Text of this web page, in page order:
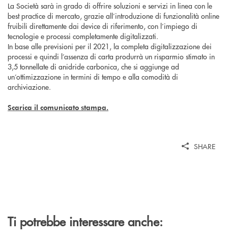
La Società sarà in grado di offrire soluzioni e servizi in linea con le
best practice di mercato, grazie all’introduzione di funzionalità online
fruibili direttamente dai device di riferimento, con l’impiego di
tecnologie e processi completamente digitalizzati.
In base alle previsioni per il 2021, la completa digitalizzazione dei
processi e quindi l’assenza di carta produrrà un risparmio stimato in
3,5 tonnellate di anidride carbonica, che si aggiunge ad
un’ottimizzazione in termini di tempo e alla comodità di
archiviazione.
Scarica il comunicato stampa.
SHARE
Ti potrebbe interessare anche: